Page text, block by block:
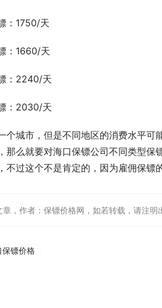
：1750/天
：1660/天
：2240/天
：2030/天
个城市，但是不同地区的消费水平可
那么就要对海口保镖公司不同类型保
不过这个不是肯定的，因为雇佣保镖
章，作者：保镖价格网，如若转载，请
保镖价格